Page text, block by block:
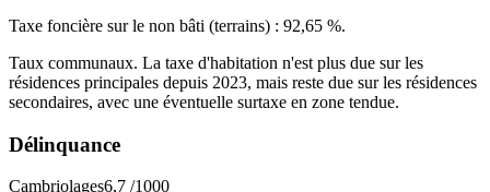
Taxe foncière sur le non bâti (terrains) : 92,65 %.
Taux communaux. La taxe d'habitation n'est plus due sur les
résidences principales depuis 2023, mais reste due sur les résidences
secondaires, avec une éventuelle surtaxe en zone tendue.
Délinquance
Cambriolages6,7 /1000